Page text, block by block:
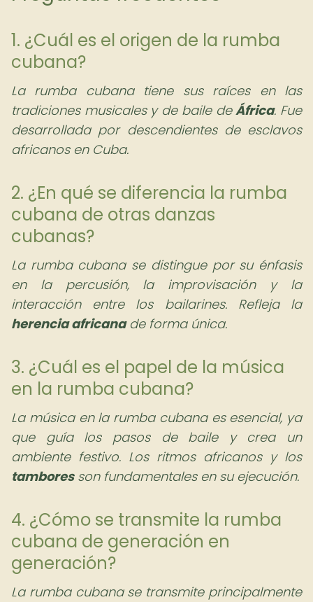
1. ¿Cuál es el origen de la rumba
cubana?
La rumba cubana tiene sus raíces en las
tradiciones musicales y de baile deÁfrica. Fue
desarrollada por descendientes de esclavos
africanos en Cuba.
2. ¿En qué se diferencia la rumba
cubana de otras danzas
cubanas?
La rumba cubana se distingue por su énfasis
en la percusión, la improvisación y la
interacción entre los bailarines. Refleja la
herencia africanade forma única.
3. ¿Cuál es el papel de la música
en la rumba cubana?
La música en la rumba cubana es esencial, ya
que guía los pasos de baile y crea un
ambiente festivo. Los ritmos africanos y los
tamboresson fundamentales en su ejecución.
4. ¿Cómo se transmite la rumba
cubana de generación en
generación?
La rumba cubana se transmite principalmente